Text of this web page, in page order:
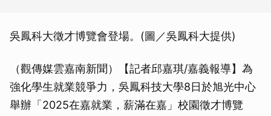
吳鳳科大徵才博覽會登場。(圖／吳鳳科大提供)
（觀傳媒雲嘉南新聞）【記者邱嘉琪/嘉義報導】為
強化學生就業競爭力，吳鳳科技大學8日於旭光中心
舉辦「2025在嘉就業，薪滿在嘉」校園徵才博覽